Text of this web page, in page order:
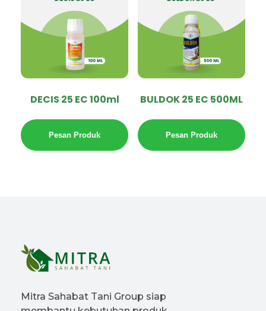
DECIS 25 EC 100ml
Pesan Produk
BULDOK 25 EC 500ML
Pesan Produk
Mitra Sahabat Tani Group siap